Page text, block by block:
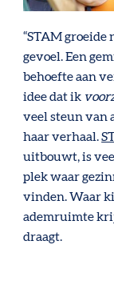
“STAM groeide
gevoel. Een
behoefte aan
idee dat ik
veel steun van
haar verhaal.
uitbouwt, is
plek waar
vinden. Waar
ademruimte
draagt.